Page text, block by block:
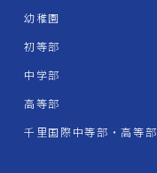
幼稚園
初等部
中学部
高等部
千里国際中等部・高等部